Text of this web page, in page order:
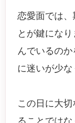
恋愛面では、
とが鍵にな
んでいるの
に迷いが少な
この日に大
ることでは